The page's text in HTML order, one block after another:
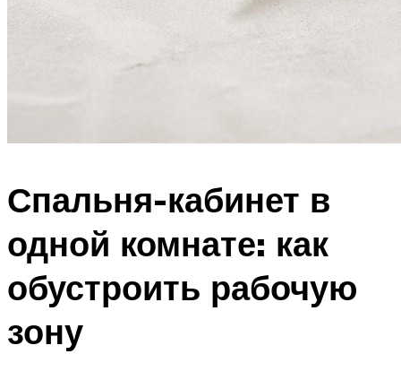
Спальня-кабинет в
одной комнате: как
обустроить рабочую
зону